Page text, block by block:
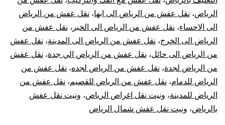
الرياض، نقل عفش من الرياض الى ابها، نقل عفش من الرياض
الى الاحساء، نقل عفش من الرياض الى الخبر ، نقل عفش من
الرياض الى الخرج، نقل عفش من الرياض الى المدينة، نقل عفش
من الرياض الى حائل، نقل عفش من الرياض الي جدة، نقل عفش
من الرياض لجدة، نقل عفش من الرياض لجده، نقل عفش من
الرياض للدمام، نقل عفش من الرياض للقصيم، نقل عفش من
الرياض للمدينة، ونيت نقل اغراض الرياض، ونيت نقل عفش
بالرياض، ونيت نقل عفش شمال الرياض